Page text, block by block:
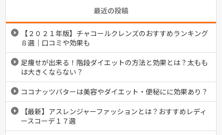
最近の投稿
【２０２１年版】チャコールクレンズのおすすめランキング
８選｜口コミや効果も
足痩せが出来る！階段ダイエットの方法と効果とは？太もも
は大きくならない？
ココナッツバターは美容やダイエット・便秘にに効果あり？
【最新】アスレンジャーファッションとは？おすすめレディ
ースコーデ１７選